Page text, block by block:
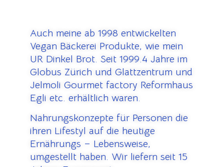
Auch meine ab 1998 entwickelten
Vegan Bäckerei Produkte, wie mein
UR Dinkel Brot. Seit 1999.4 Jahre im
Globus Zürich und Glattzentrum und
Jelmoli Gourmet factory Reformhaus
Egli etc. erhältlich waren.
Nahrungskonzepte für Personen die
ihren Lifestyl auf die heutige
Ernährungs – Lebensweise,
umgestellt haben. Wir liefern seit 15